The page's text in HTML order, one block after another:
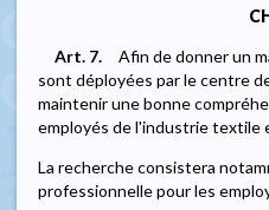
Art. 7.
Afin de donner un
sont déployées par le centre
maintenir une bonne
employés de l'industrie textile
La recherche consistera
professionnelle pour les